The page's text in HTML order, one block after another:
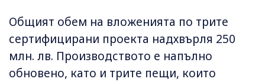
Общият обем на вложенията по трите
сертифицирани проекта надхвърля 250
млн. лв. Производството е напълно
обновено, като и трите пещи, които